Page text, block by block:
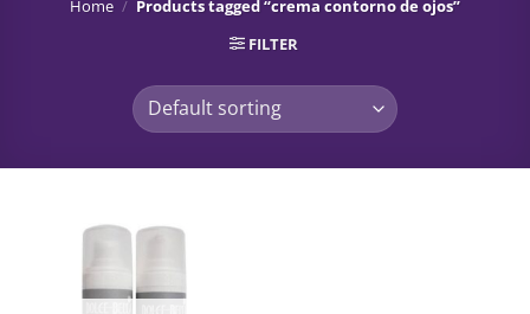
Home / Products tagged “crema contorno de ojos”
FILTER